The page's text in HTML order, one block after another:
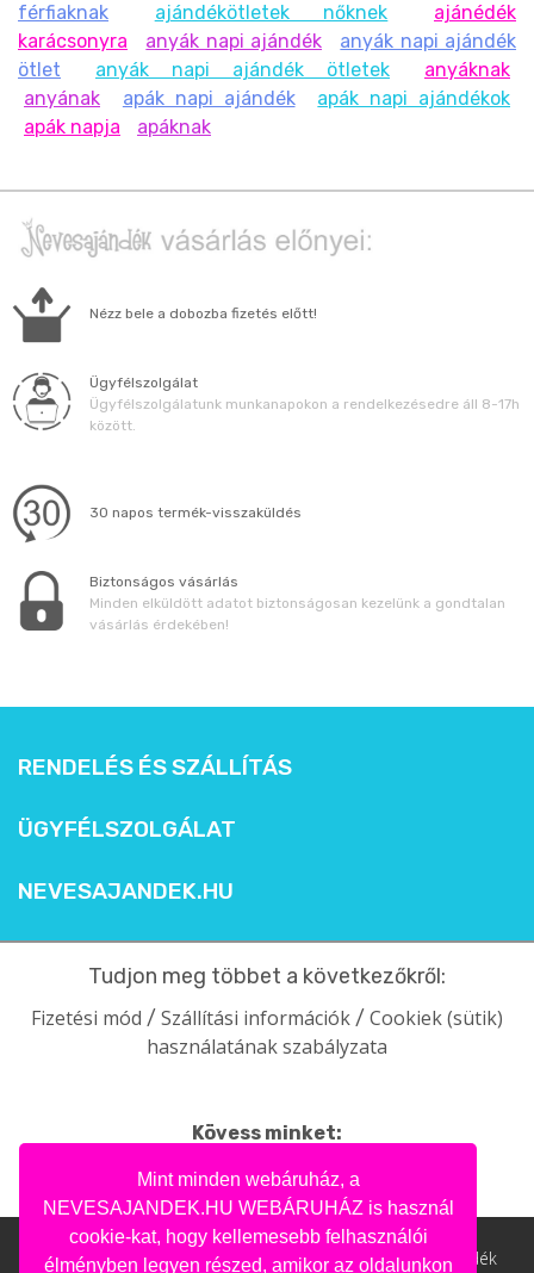
Mint minden webáruház, a
NEVESAJANDEK.HU WEBÁRUHÁZ is használ
cookie-kat, hogy kellemesebb felhasználói
élményben legyen részed, amikor az oldalunkon
férfiaknak
ajándékötletek nőknek
ajánédék
karácsonyra
anyák napi ajándék
anyák napi ajándék
ötlet
anyák napi ajándék ötletek
anyáknak
anyának
apák napi ajándék
apák napi ajándékok
apák napja
apáknak
Nézz bele a dobozba fizetés előtt!
Ügyfélszolgálat
Ügyfélszolgálatunk munkanapokon a rendelkezésedre áll 8-17h
között.
30 napos termék-visszaküldés
Biztonságos vásárlás
Minden elküldött adatot biztonságosan kezelünk a gondtalan
vásárlás érdekében!
RENDELÉS ÉS SZÁLLÍTÁS
ÜGYFÉLSZOLGÁLAT
NEVESAJANDEK.HU
Tudjon meg többet a következőkről:
Fizetési mód / Szállítási információk / Cookiek (sütik)
használatának szabályzata
Kövess minket:
facebook
intagram
pinterest
youtube
Nevesajandek.hu © 2004- 2020 | Ajándék webáruház, ajándék